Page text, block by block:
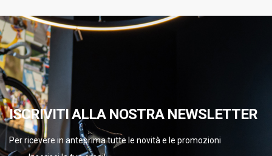
ISCRIVITI ALLA NOSTRA NEWSLETTER
Per ricevere in anteprima tutte le novità e le promozioni